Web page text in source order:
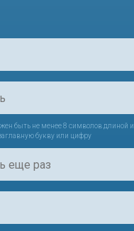
быть не менее 8 символов длиной и
букву или цифру